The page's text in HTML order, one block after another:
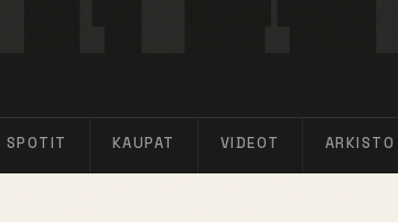
SPOTIT KAUPAT VIDEOT ARKISTO